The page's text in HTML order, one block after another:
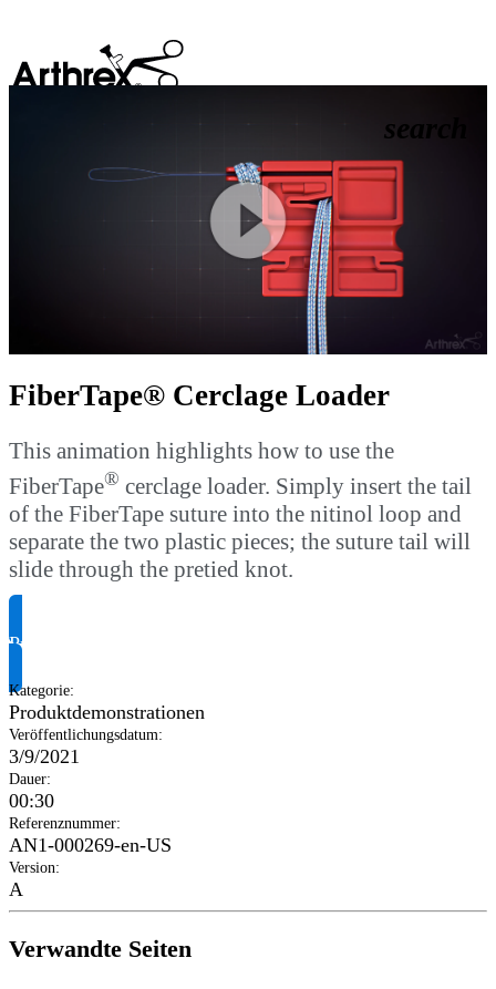
search
Play
Video
FiberTape® Cerclage Loader
This animation highlights how to use the
FiberTape® cerclage loader. Simply insert the tail
of the FiberTape suture into the nitinol loop and
separate the two plastic pieces; the suture tail will
slide through the pretied knot.
Produktinformationen anfragen
Kategorie:
Produktdemonstrationen
Veröffentlichungsdatum:
3/9/2021
Dauer:
00:30
Referenznummer:
AN1-000269-en-US
Version:
A
Verwandte Seiten